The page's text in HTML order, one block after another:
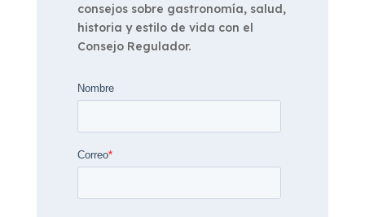
consejos sobre gastronomía, salud,
historia y estilo de vida con el
Consejo Regulador.